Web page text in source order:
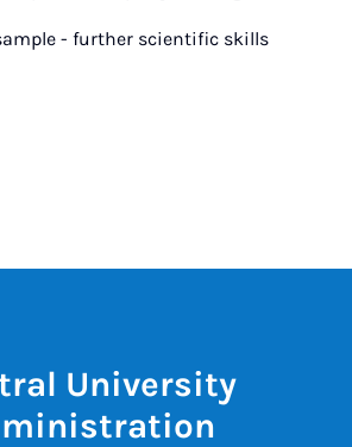
- further scientific skills
University